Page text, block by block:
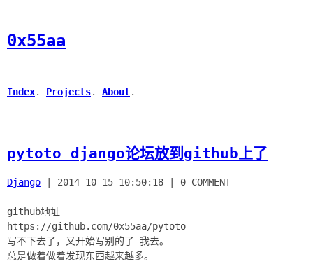
0x55aa
Index. Projects. About.
pytoto django论坛放到github上了
Django 2014-10-15 10:50:18 0 COMMENT
github地址
https://github.com/0x55aa/pytoto
写不下去了，又开始写别的了 我去。